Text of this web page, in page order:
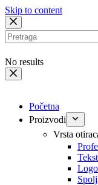
Skip to content
No results
Početna
Proizvodi
Vrsta